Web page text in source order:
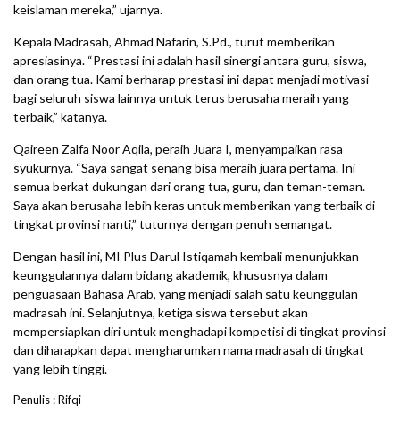
keislaman mereka,” ujarnya.
Kepala Madrasah, Ahmad Nafarin, S.Pd., turut memberikan
apresiasinya. “Prestasi ini adalah hasil sinergi antara guru, siswa,
dan orang tua. Kami berharap prestasi ini dapat menjadi motivasi
bagi seluruh siswa lainnya untuk terus berusaha meraih yang
terbaik,” katanya.
Qaireen Zalfa Noor Aqila, peraih Juara I, menyampaikan rasa
syukurnya. “Saya sangat senang bisa meraih juara pertama. Ini
semua berkat dukungan dari orang tua, guru, dan teman-teman.
Saya akan berusaha lebih keras untuk memberikan yang terbaik di
tingkat provinsi nanti,” tuturnya dengan penuh semangat.
Dengan hasil ini, MI Plus Darul Istiqamah kembali menunjukkan
keunggulannya dalam bidang akademik, khususnya dalam
penguasaan Bahasa Arab, yang menjadi salah satu keunggulan
madrasah ini. Selanjutnya, ketiga siswa tersebut akan
mempersiapkan diri untuk menghadapi kompetisi di tingkat provinsi
dan diharapkan dapat mengharumkan nama madrasah di tingkat
yang lebih tinggi.
Penulis : Rifqi